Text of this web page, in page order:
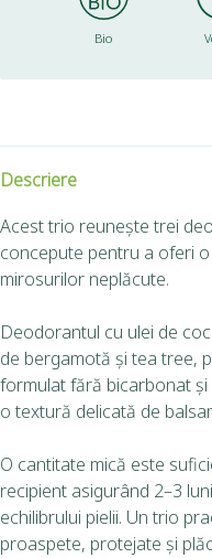
Bio
Descriere
Acest trio reunește trei
concepute pentru a oferi
mirosurilor neplăcute.
Deodorantul cu ulei de
de bergamotă și tea tree,
formulat fără bicarbonat
o textură delicată de
O cantitate mică este
recipient asigurând 2–3
echilibrului pielii. Un trio
proaspete, protejate și